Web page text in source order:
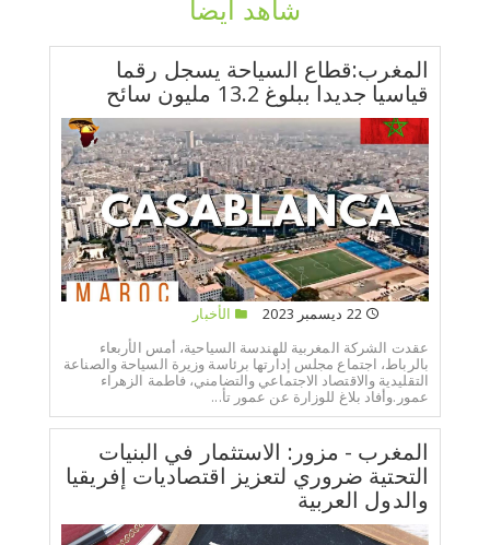
شاهد أيضا
المغرب:قطاع السياحة يسجل رقما
قياسيا جديدا ببلوغ 13.2 مليون سائح
22 ديسمبر 2023
الأخبار
عقدت الشركة المغربية للهندسة السياحية، أمس الأربعاء
بالرباط، اجتماع مجلس إدارتها برئاسة وزيرة السياحة والصناعة
التقليدية والاقتصاد الاجتماعي والتضامني، فاطمة الزهراء
عمور.وأفاد بلاغ للوزارة عن عمور تأ...
المغرب - مزور: الاستثمار في البنيات
التحتية ضروري لتعزيز اقتصاديات إفريقيا
والدول العربية